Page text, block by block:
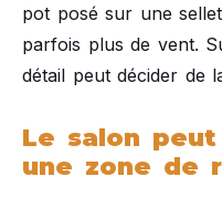
pot posé sur une
parfois plus de vent.
détail peut décider de
Le salon
une zone de